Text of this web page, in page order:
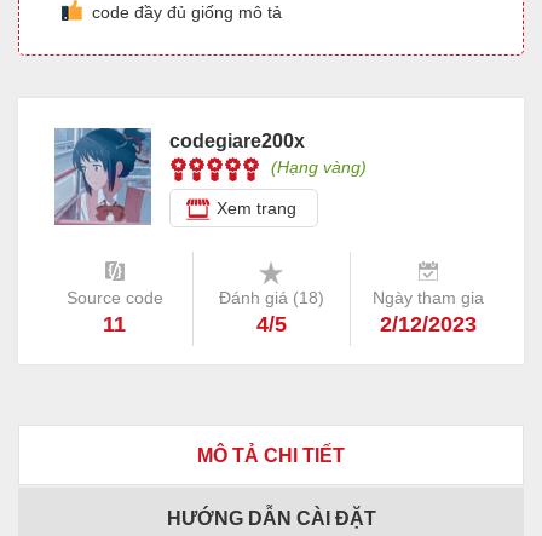
code đầy đủ giống mô tả
codegiare200x
(Hạng vàng)
Xem trang
Source code
11
Đánh giá (18)
4/5
Ngày tham gia
2/12/2023
MÔ TẢ CHI TIẾT
HƯỚNG DẪN CÀI ĐẶT